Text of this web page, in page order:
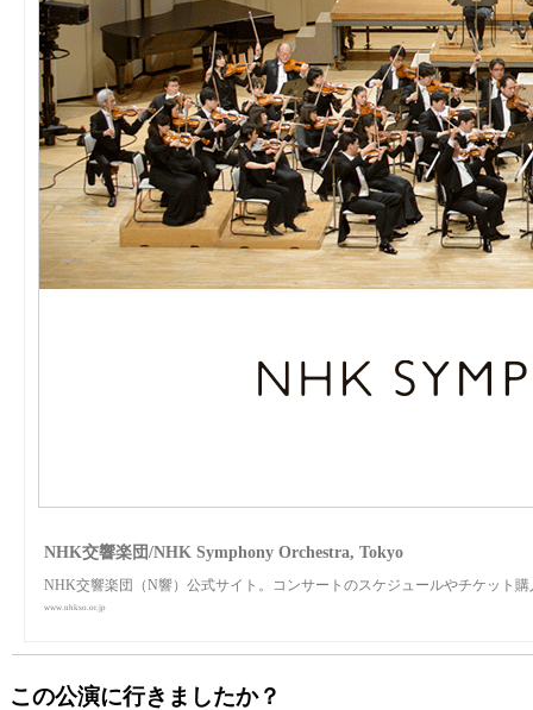
NHK交響楽団/NHK Symphony Orchestra, Tokyo
NHK交響楽団（N響）公式サイト。コンサートのスケジュールやチケット
www.nhkso.or.jp
この公演に行きましたか？